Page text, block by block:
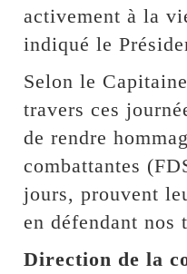
activement à la
indiqué le
Selon le
travers ces
de rendre
combattantes
jours, prouvent
en défendant nos
Direction de la